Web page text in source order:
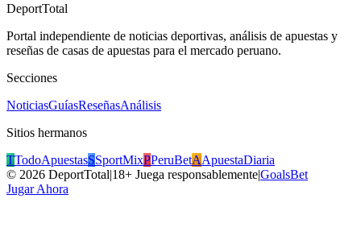
DeportTotal
Portal independiente de noticias deportivas, análisis de apuestas y
reseñas de casas de apuestas para el mercado peruano.
Secciones
NoticiasGuíasReseñasAnálisis
Sitios hermanos
TTodoApuestasSSportMixPPeruBetAApuestaDiaria
© 2026 DeportTotal|18+ Juega responsablemente|GoalsBet
Jugar Ahora